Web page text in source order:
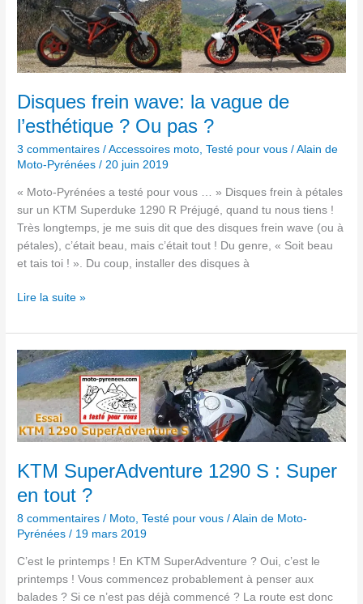
Disques frein wave: la vague de
l’esthétique ? Ou pas ?
3 commentaires /Accessoires moto,Testé pour vous /Alain de
Moto-Pyrénées/20 juin 2019
« Moto-Pyrénées a testé pour vous … » Disques frein à pétales
sur un KTM Superduke 1290 R Préjugé, quand tu nous tiens !
Très longtemps, je me suis dit que des disques frein wave (ou à
pétales), c’était beau, mais c’était tout ! Du genre, « Soit beau
et tais toi ! ». Du coup, installer des disques à
frein
wave:
la
vague
l’esthétique
Ou
pas
?
Lire la suite »
KTM SuperAdventure 1290 S : Super
en tout ?
8 commentaires / Moto,Testé pour vous /Alain de Moto-
Pyrénées/ 19 mars 2019
C’est le printemps ! En KTM SuperAdventure ? Oui, c’est le
printemps ! Vous commencez probablement à penser aux
balades ? Si ce n’est pas déjà commencé ? La route est donc
KTM
SuperAdventure
1290
S :
Super
tout ?